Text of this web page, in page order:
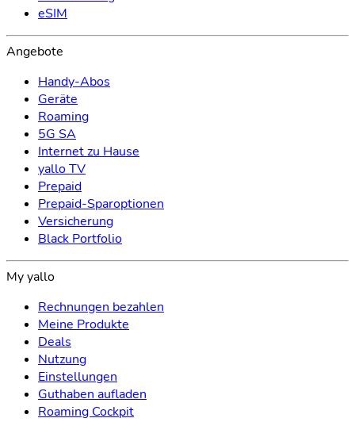
eSIM
Angebote
Handy-Abos
Geräte
Roaming
5G SA
Internet zu Hause
yallo TV
Prepaid
Prepaid-Sparoptionen
Versicherung
Black Portfolio
My yallo
Rechnungen bezahlen
Meine Produkte
Deals
Nutzung
Einstellungen
Guthaben aufladen
Roaming Cockpit